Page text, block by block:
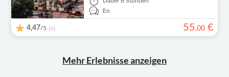
En
4,47/5 (6) 55,00 €
Mehr Erlebnisse anzeigen